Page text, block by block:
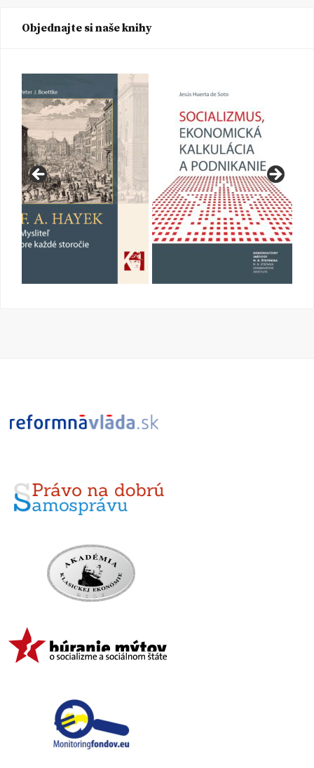
Objednajte si naše knihy